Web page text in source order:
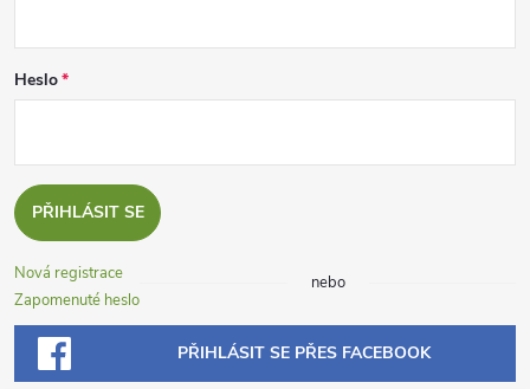
Heslo
PŘIHLÁSIT SE
Nová registrace
Zapomenuté heslo
nebo
PŘIHLÁSIT SE PŘES FACEBOOK